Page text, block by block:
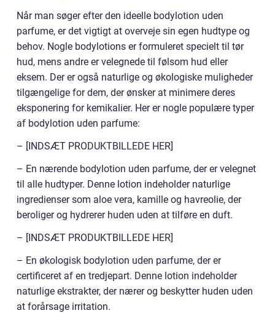
Når man søger efter den ideelle bodylotion uden
parfume, er det vigtigt at overveje sin egen hudtype og
behov. Nogle bodylotions er formuleret specielt til tør
hud, mens andre er velegnede til følsom hud eller
eksem. Der er også naturlige og økologiske muligheder
tilgængelige for dem, der ønsker at minimere deres
eksponering for kemikalier. Her er nogle populære typer
af bodylotion uden parfume:
– [INDSÆT PRODUKTBILLEDE HER]
– En nærende bodylotion uden parfume, der er velegnet
til alle hudtyper. Denne lotion indeholder naturlige
ingredienser som aloe vera, kamille og havreolie, der
beroliger og hydrerer huden uden at tilføre en duft.
– [INDSÆT PRODUKTBILLEDE HER]
– En økologisk bodylotion uden parfume, der er
certificeret af en tredjepart. Denne lotion indeholder
naturlige ekstrakter, der nærer og beskytter huden uden
at forårsage irritation.